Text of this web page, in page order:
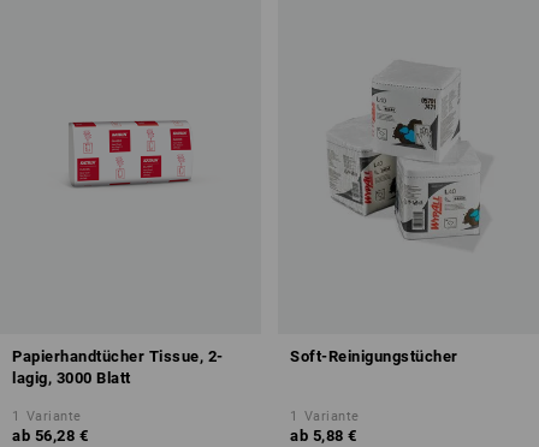
Papierhandtücher Tissue, 2-
lagig, 3000 Blatt
1 Variante
ab 56,28 €
Soft-Reinigungstücher
1 Variante
ab 5,88 €